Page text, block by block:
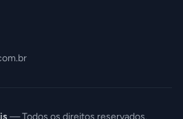
— Todos os direitos reservados.